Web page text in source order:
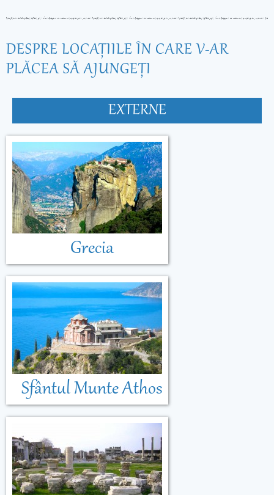
DESPRE LOCAŢIILE ÎN CARE V-AR
PLĂCEA SĂ AJUNGEŢI
EXTERNE
Grecia
Sfântul Munte Athos